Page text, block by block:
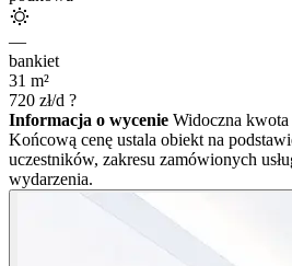
—
bankiet
31 m²
720 zł/d ?
Informacja o wycenie Widoczna kwota
Końcową cenę ustala obiekt na
uczestników, zakresu zamówionych
wydarzenia.